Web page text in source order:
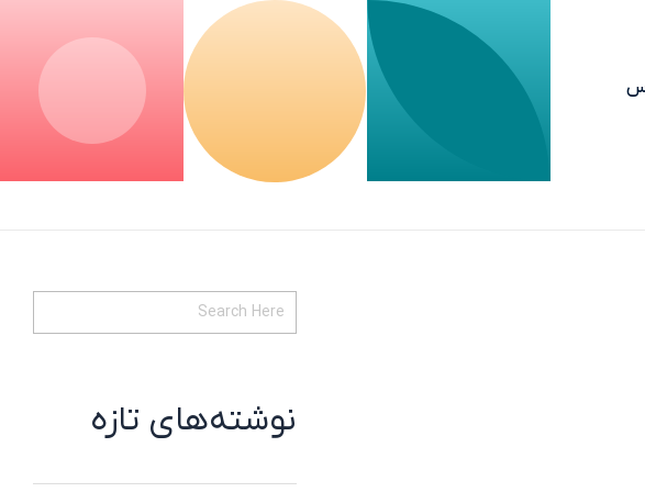
نوشته‌های تازه